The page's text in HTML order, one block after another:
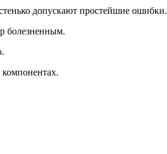
допускают простейшие ошибки.
болезненным.